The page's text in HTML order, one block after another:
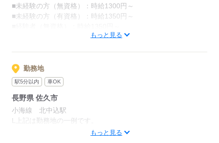
応募する
もちろん経験者の方や、
介護福祉士、ケアマネージャー、
介護職員初任者研修等の資格保有者の方も大歓迎！
■未経験の方（無資格）：時給1300円～
■未経験の方（有資格）：時給1350円～
■経験者（有資格）：時給1450円～
※22時～翌5時の就労は深夜時給適用
※お給料は最短で週払いOK！（規定有）
※残業代は別途全額支給
【月給例】
月給228800円（月22日勤務・実働1日8h）
※未経験の方（無資格）：時給1300円で算出した場合となりま
もっと見る
勤務地
駅5分以内 車OK
長野県 佐久市
小海線 北中込駅
L上記は勤務地の一例です。
【他勤務先例】入居施設、デイサービス、ショートステイ、ク
もっと見る